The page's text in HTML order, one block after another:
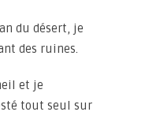
du désert, je
des ruines.
et je
tout seul sur